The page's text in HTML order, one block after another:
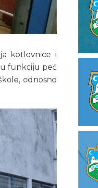
kotlovnice i
u funkciju peć
odnosno